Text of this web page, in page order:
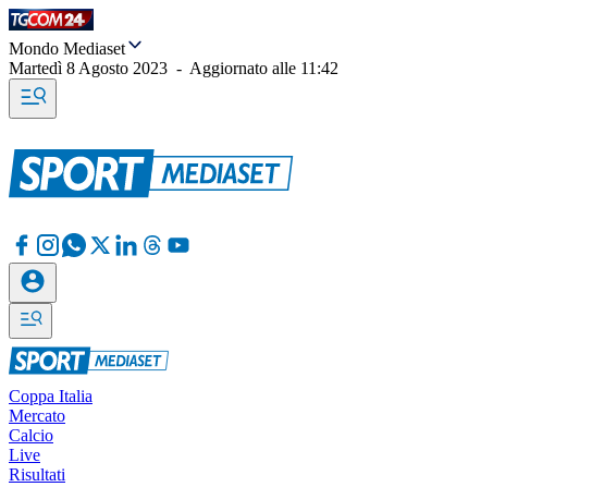
Mondo Mediaset
Martedì 8 Agosto 2023 - Aggiornato alle 11:42
Coppa Italia
Mercato
Calcio
Live
Risultati